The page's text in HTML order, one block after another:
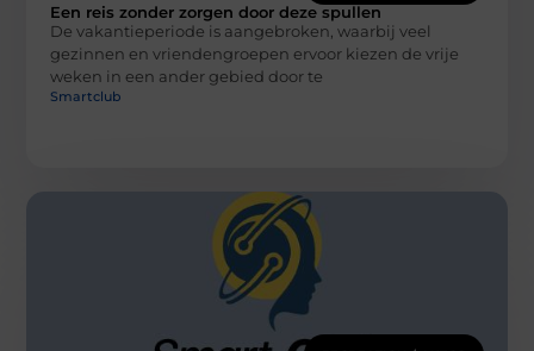
Een reis zonder zorgen door deze spullen
De vakantieperiode is aangebroken, waarbij veel
gezinnen en vriendengroepen ervoor kiezen de vrije
weken in een ander gebied door te
Smartclub